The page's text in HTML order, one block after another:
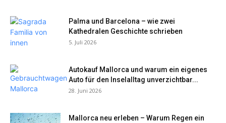
Palma und Barcelona – wie zwei
Kathedralen Geschichte schrieben
5. Juli 2026
Autokauf Mallorca und warum ein eigenes
Auto für den Inselalltag unverzichtbar...
28. Juni 2026
Mallorca neu erleben – Warum Regen ein